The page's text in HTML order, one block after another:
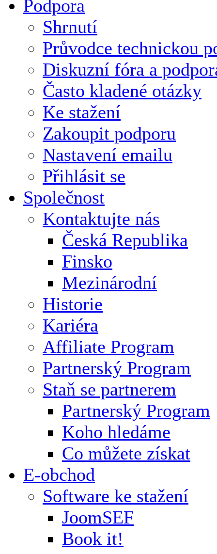
Podpora
Shrnutí
Průvodce technickou
Diskuzní fóra a
Často kladené otázky
Ke stažení
Zakoupit podporu
Nastavení emailu
Přihlásit se
Společnost
Kontaktujte nás
Česká Republika
Finsko
Mezinárodní
Historie
Kariéra
Affiliate Program
Partnerský Program
Staň se partnerem
Partnerský Program
Koho hledáme
Co můžete získat
E-obchod
Software ke stažení
JoomSEF
Book it!